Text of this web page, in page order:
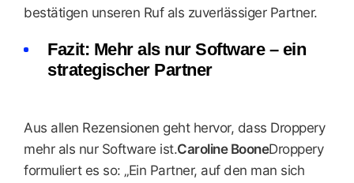
bestätigen unseren Ruf als zuverlässiger Partner.
Fazit: Mehr als nur Software – ein
strategischer Partner
Aus allen Rezensionen geht hervor, dass Droppery
mehr als nur Software ist.Caroline BooneDroppery
formuliert es so: „Ein Partner, auf den man sich